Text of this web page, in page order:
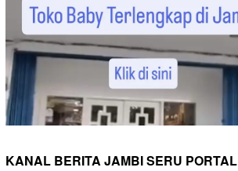
KANAL BERITA JAMBI SERU PORTAL